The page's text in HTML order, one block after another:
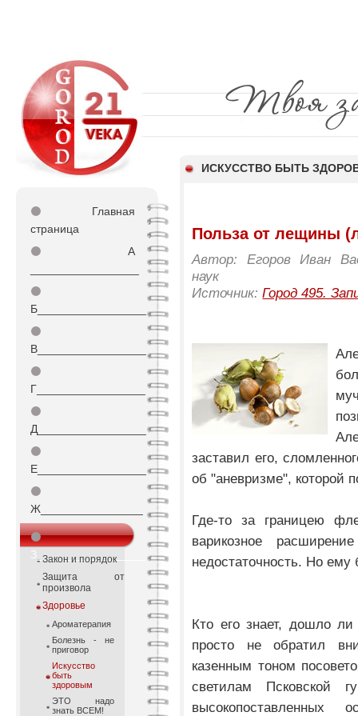
ИСКУССТВО БЫТЬ
⚫
Главная
страница
⚫
А
⚫
Б_________________
⚫
В_________________
⚫
Г_________________
⚫
Д_________________
⚫
Е_________________
⚫
Ж________________
⚫
З_________________
Закон и порядок
Защита от
произвола
Здоровье
Ароматерапия
Болезнь - не
приговор
Искусство
быть
здоровым
ЭТО надо
знать ВСЕМ!
Польза от лещины
Автор: Егоров Иван
наук
Источник:Город 495.
заставил его,
об "аневризме", которой
Где-то за границею
варикозное
недостаточность. Но
Кто его знает, дошло
просто не обратил
казенным тоном
светилам Псковской